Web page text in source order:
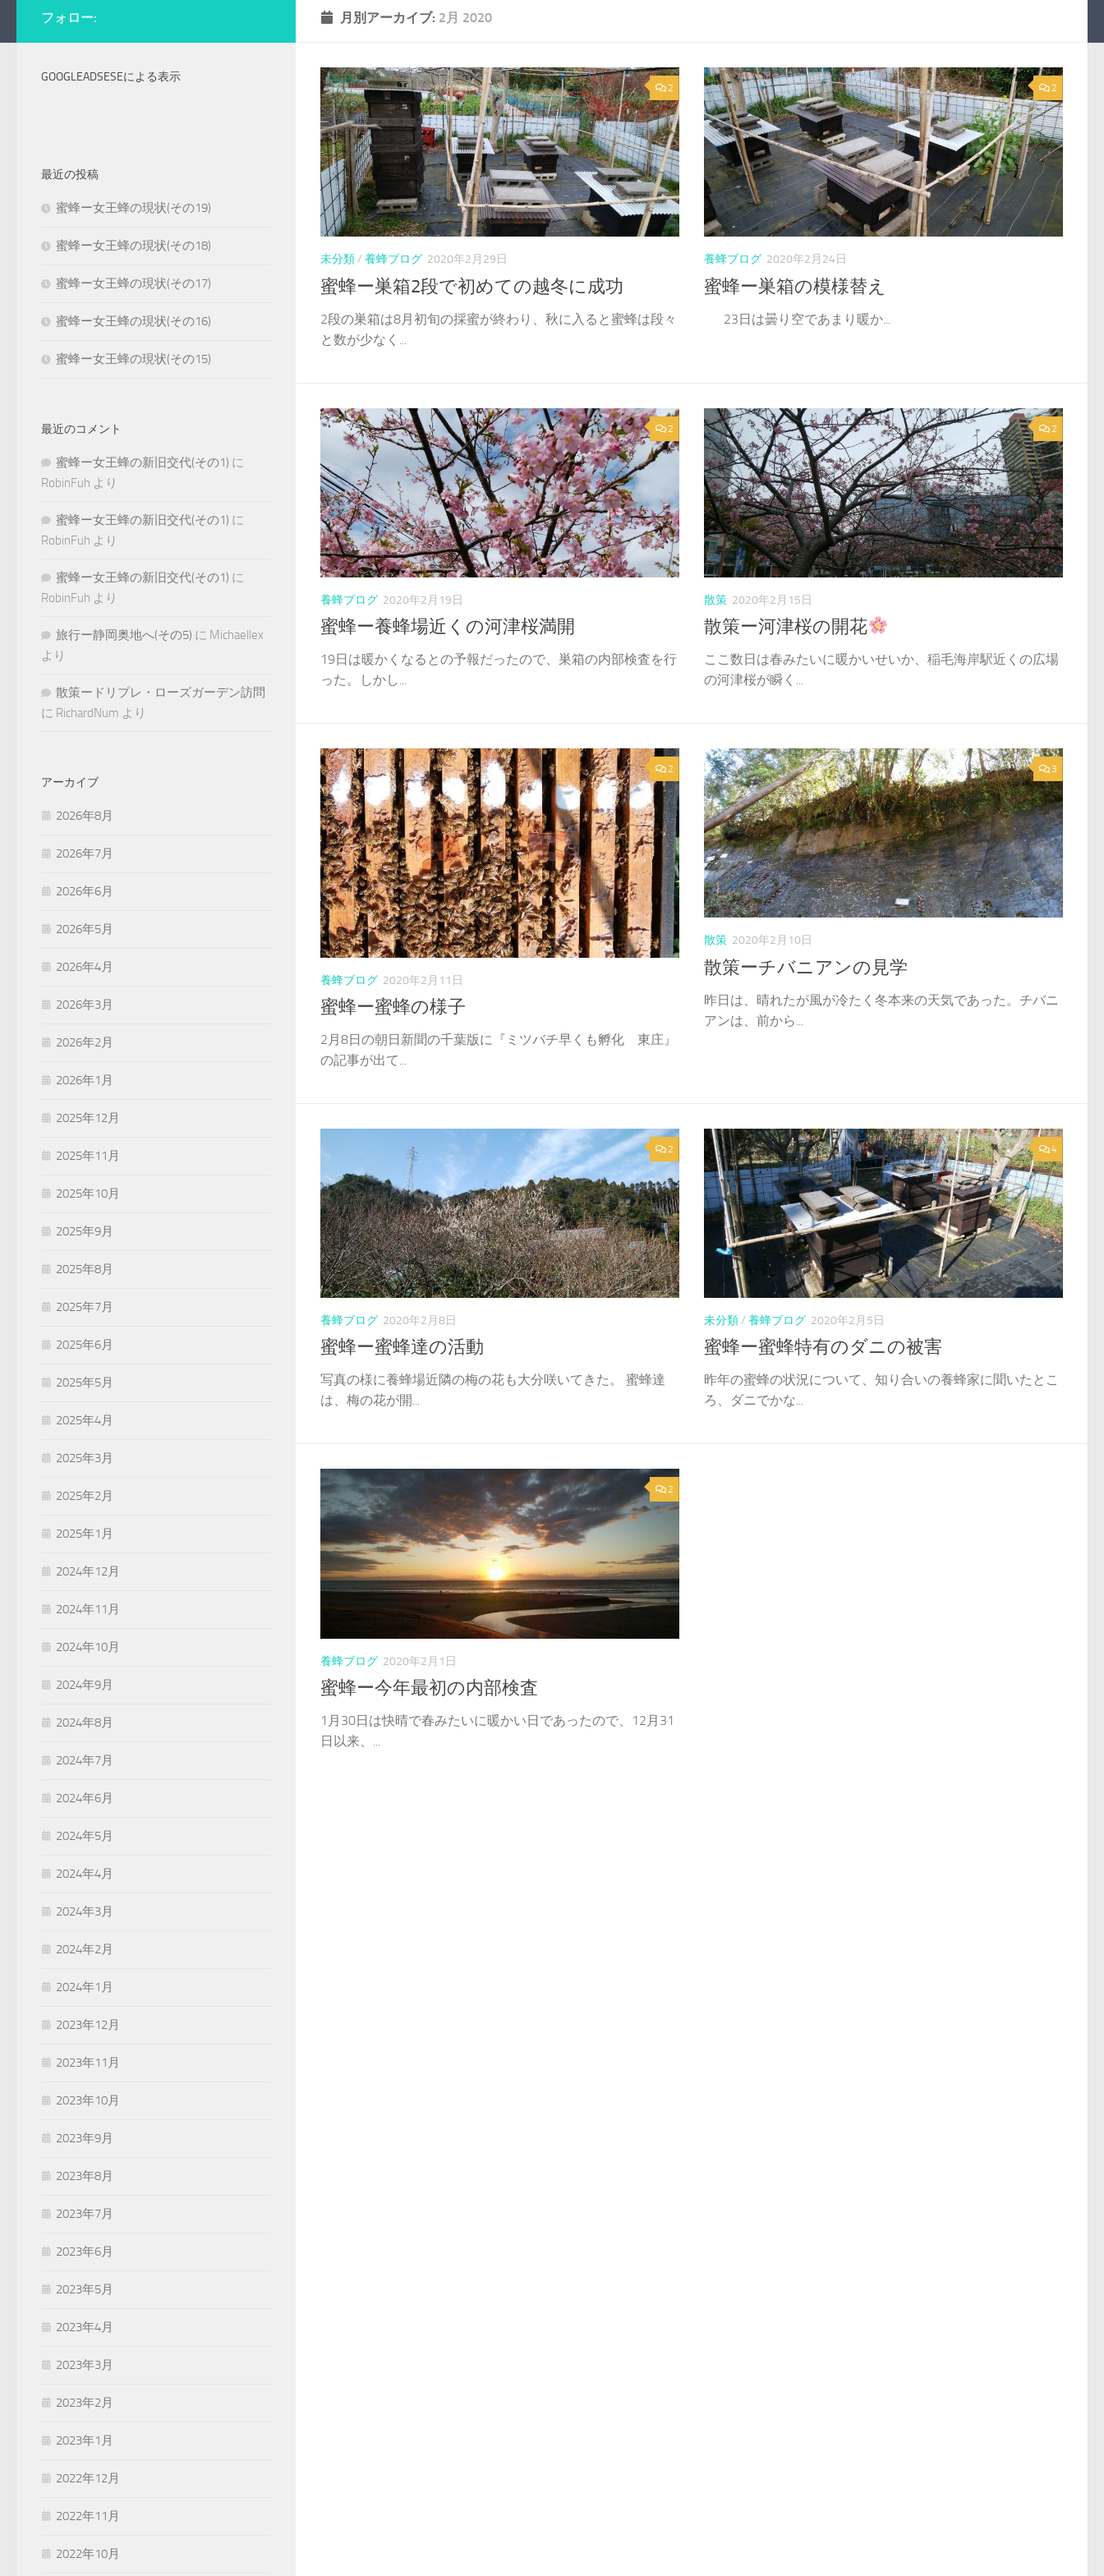
月別アーカイブ: 2月 2020
2
未分類/ 養蜂ブログ 2020年2月29日
蜜蜂ー巣箱2段で初めての越冬に成功
2段の巣箱は8月初旬の採蜜が終わり、秋に入ると蜜蜂は段々
と数が少なく...
2
養蜂ブログ 2020年2月24日
蜜蜂ー巣箱の模様替え
23日は曇り空であまり暖か...
2
養蜂ブログ 2020年2月19日
蜜蜂ー養蜂場近くの河津桜満開
19日は暖かくなるとの予報だったので、巣箱の内部検査を行
った。しかし...
2
散策 2020年2月15日
散策ー河津桜の開花
ここ数日は春みたいに暖かいせいか、稲毛海岸駅近くの広場
の河津桜が瞬く...
2
養蜂ブログ 2020年2月11日
蜜蜂ー蜜蜂の様子
2月8日の朝日新聞の千葉版に『ミツバチ早くも孵化 東庄』
の記事が出て...
3
散策 2020年2月10日
散策ーチバニアンの見学
昨日は、晴れたが風が冷たく冬本来の天気であった。チバニ
アンは、前から...
2
養蜂ブログ 2020年2月8日
蜜蜂ー蜜蜂達の活動
写真の様に養蜂場近隣の梅の花も大分咲いてきた。 蜜蜂達
は、梅の花が開...
4
未分類/ 養蜂ブログ 2020年2月5日
蜜蜂ー蜜蜂特有のダニの被害
昨年の蜜蜂の状況について、知り合いの養蜂家に聞いたとこ
ろ、ダニでかな...
2
養蜂ブログ 2020年2月1日
蜜蜂ー今年最初の内部検査
1月30日は快晴で春みたいに暖かい日であったので、12月31
日以来、...
フォロー:
GOOGLEADSESEによる表示
最近の投稿
蜜蜂ー女王蜂の現状(その19)
蜜蜂ー女王蜂の現状(その18)
蜜蜂ー女王蜂の現状(その17)
蜜蜂ー女王蜂の現状(その16)
蜜蜂ー女王蜂の現状(その15)
最近のコメント
蜜蜂ー女王蜂の新旧交代(その1) に
RobinFuh より
蜜蜂ー女王蜂の新旧交代(その1) に
RobinFuh より
蜜蜂ー女王蜂の新旧交代(その1) に
RobinFuh より
旅行ー静岡奥地へ(その5) に Michaellex
より
散策ードリプレ・ローズガーデン訪問
に RichardNum より
アーカイブ
2026年8月
2026年7月
2026年6月
2026年5月
2026年4月
2026年3月
2026年2月
2026年1月
2025年12月
2025年11月
2025年10月
2025年9月
2025年8月
2025年7月
2025年6月
2025年5月
2025年4月
2025年3月
2025年2月
2025年1月
2024年12月
2024年11月
2024年10月
2024年9月
2024年8月
2024年7月
2024年6月
2024年5月
2024年4月
2024年3月
2024年2月
2024年1月
2023年12月
2023年11月
2023年10月
2023年9月
2023年8月
2023年7月
2023年6月
2023年5月
2023年4月
2023年3月
2023年2月
2023年1月
2022年12月
2022年11月
2022年10月